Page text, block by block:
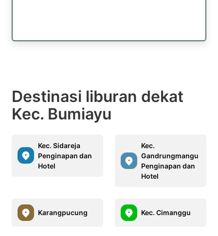
Destinasi liburan dekat
Kec. Bumiayu
Kec. Sidareja
Penginapan dan
Hotel
Kec.
Gandrungmangu
Penginapan dan
Hotel
Karangpucung Kec. Cimanggu